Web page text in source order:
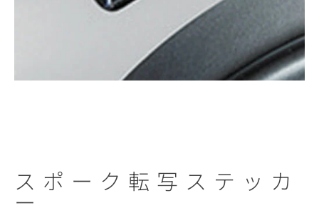
スポーク転写ステッカ
ー